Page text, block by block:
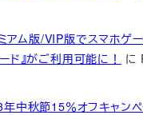
アム版/VIP版でスマホゲー
ド』がご利用可能に！
に
年中秋節15％オフキャン